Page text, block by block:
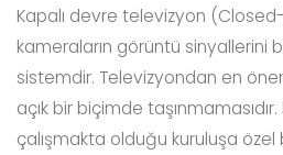
Kapalı devre televizyon
kameraların görüntü sinyallerini
sistemdir. Televizyondan en
açık bir biçimde taşınmamasıdır.
çalışmakta olduğu kuruluşa